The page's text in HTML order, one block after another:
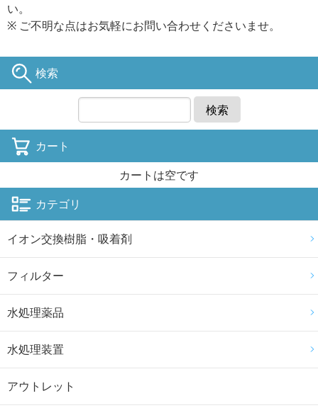
い。
※ ご不明な点はお気軽にお問い合わせくださいませ。
検索
検索
カート
カートは空です
カテゴリ
イオン交換樹脂・吸着剤
フィルター
水処理薬品
水処理装置
アウトレット